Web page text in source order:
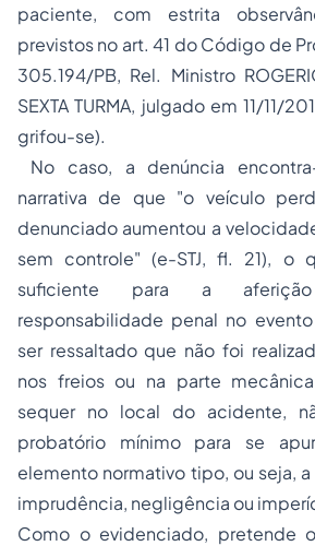
paciente, com estrita
previstos no art. 41 do Código de
305.194/PB, Rel. Ministro
SEXTA TURMA, julgado em 11/11/
grifou-se).
No caso, a denúncia
narrativa de que "o veículo
denunciado aumentou a
sem controle" (e-STJ, fl. 21), o
suficiente para a
responsabilidade penal no
ser ressaltado que não foi
nos freios ou na parte
sequer no local do acidente,
probatório mínimo para se
elemento normativo tipo, ou seja,
imprudência, negligência ou
Como o evidenciado, pretende